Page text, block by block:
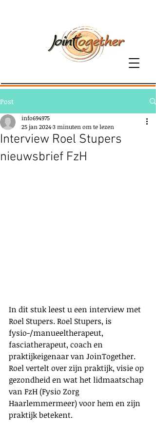
06-81379800
Post
Interview Roel Stupers
nieuwsbrief FzH
info694975
25 jan 20243 minuten om te lezen
In dit stuk leest u een interview met
Roel Stupers. Roel Stupers, is
fysio-/manueeltherapeut,
fasciatherapeut, coach en
praktijkeigenaar van JoinTogether.
Roel vertelt over zijn praktijk, visie op
gezondheid en wat het lidmaatschap
van FzH (Fysio Zorg
Haarlemmermeer) voor hem en zijn
praktijk betekent.